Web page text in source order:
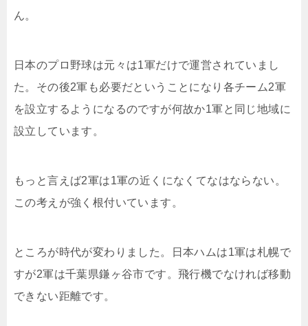
ん。
日本のプロ野球は元々は1軍だけで運営されていまし
た。その後2軍も必要だということになり各チーム2軍
を設立するようになるのですが何故か1軍と同じ地域に
設立しています。
もっと言えば2軍は1軍の近くになくてなはならない。
この考えが強く根付いています。
ところが時代が変わりました。日本ハムは1軍は札幌で
すが2軍は千葉県鎌ヶ谷市です。飛行機でなければ移動
できない距離です。